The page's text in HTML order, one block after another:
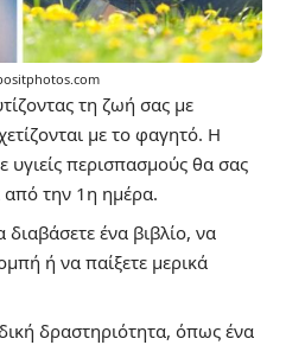
τη ζωή σας με
με το φαγητό. Η
υγιείς περισπασμούς θα σας
από την 1η ημέρα.
ένα βιβλίο, να
ή να παίξετε μερικά
δραστηριότητα, όπως ένα